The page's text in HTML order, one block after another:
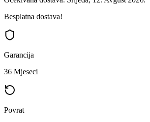
Besplatna dostava!
Garancija
36 Mjeseci
Povrat